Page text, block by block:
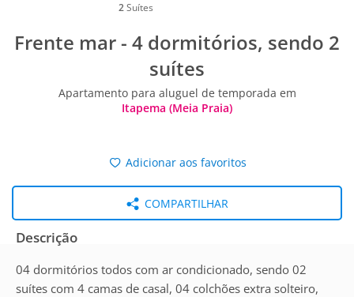
2 Suítes
Frente mar - 4 dormitórios, sendo 2
suítes
Apartamento para aluguel de temporada em
Itapema (Meia Praia)
Adicionar aos favoritos
COMPARTILHAR
Descrição
04 dormitórios todos com ar condicionado, sendo 02
suítes com 4 camas de casal, 04 colchões extra solteiro,